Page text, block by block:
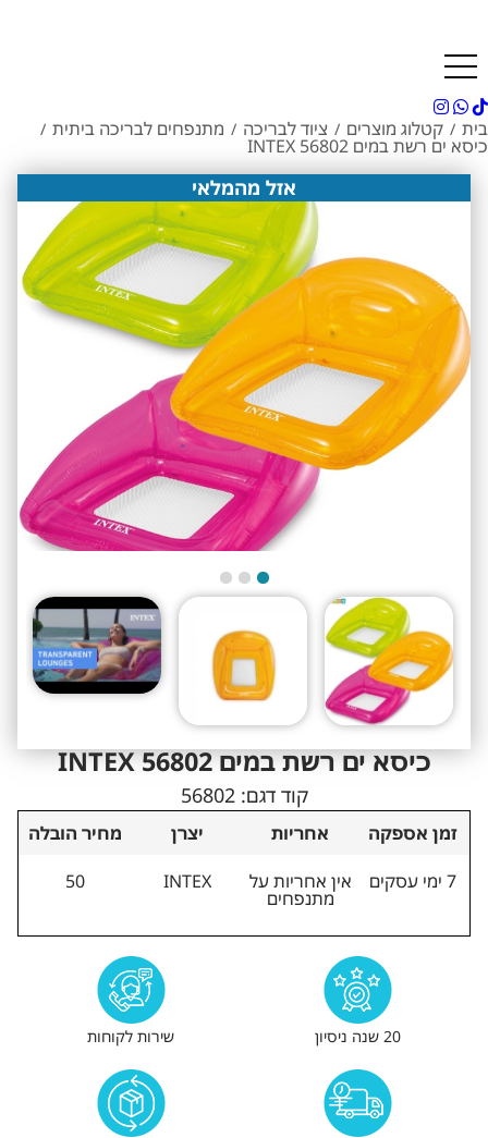
בית / קטלוג מוצרים / ציוד לבריכה / מתנפחים לבריכה ביתית /
כיסא ים רשת במים INTEX 56802
אזל מהמלאי
כיסא ים רשת במים INTEX 56802
קוד דגם:56802
זמן אספקה
7 ימי עסקים
אחריות
אין אחריות על
מתנפחים
יצרן
INTEX
מחיר הובלה
50
20 שנה ניסיון שירות לקוחות